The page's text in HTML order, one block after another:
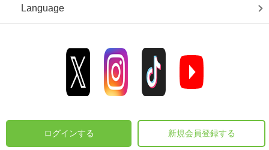
Language
ログインする 新規会員登録する